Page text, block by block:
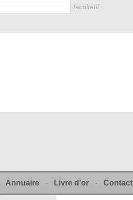
facultatif
Annuaire - Livre d'or - Contact